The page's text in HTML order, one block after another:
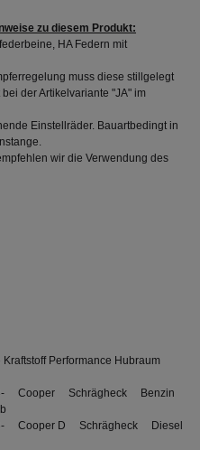
zu diesem Produkt:
HA Federn mit
muss diese stillgelegt
der Artikelvariante "JA" im
Einstellräder. Bauartbedingt in
wir die Verwendung des
Performance Hubraum
Cooper Schrägheck Benzin
Cooper D Schrägheck Diesel